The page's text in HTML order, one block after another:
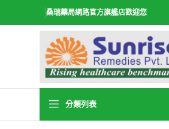
桑瑞藥局網路官方旗艦店歡迎您
分類列表